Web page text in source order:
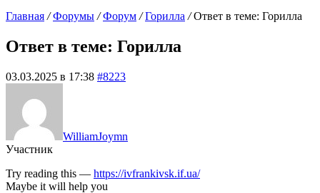
Главная / Форумы / Форум / Горилла / Ответ в теме: Горилла
Ответ в теме: Горилла
03.03.2025 в 17:38 #8223
WilliamJoymn
Участник
Try reading this — https://ivfrankivsk.if.ua/
Maybe it will help you